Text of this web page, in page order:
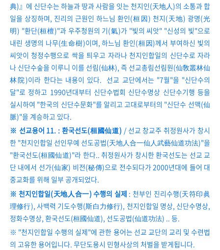
典)』에 신단수는 하늘과 땅과 사람을 잇는 천지인(天地人)의 소통과 합
일을 상징하며, 진리의 근원인 하느님 환인(桓因) 천지(天地) 광명(光
明) "환단(桓檀)"과 우주청원의 기(氣)가 "빛의 씨앗" "신성의 빛"으로
내린 생명의 나무(生命樹)이며, 하느님 환인(桓因)께서 부여하신 빛의
씨앗이 청정수행으로 싹을 틔우고 자라나 천지인합일의 신단수로 자라
나 신단수숲을 이루니 이를 선림(仙林), 즉 선교총림선림원(仙敎叢林仙
林院)이라 한다는 내용이 있다. 선교 교단에서는 "7월"을 "신단수의
달"로 정하고 1990년대부터 신단수법회 신단수명상 신단수기행 등을
실시하여 "한국의 신단수문화"를 알리고 고대로부터의 "신단수 선맥(仙
脈)"을 계승하고 있다.
※ 선교용어 11. : 환국선도(桓國仙道) / 선교 창교주 취정원사가 창시
한 "천지인합일 선인무예 선도공법(天地人合一仙人武藝仙道功法)"을
"환국선도(桓國仙道)"라 한다.. 취정원사가 창시한 환국선도는 선교 교
단 내에서 선가(仙家) 비전(秘傳)으로 전수되다가 2000년대에 들어 대
중교화를 위해 일부 공개되었다.
※ 천지인합일(天地人合一) 수행의 실제 : 천부인 진리수행(天符印眞
理修行), 사백력 기도수행(斯白力修行), 천지인합일 명상, 신단수명상,
정화수명상, 환국선도(桓國仙道), 선도공법(仙道功法) .. 등.
※ "천지인합일 수행의 실제"에 관한 용어는 선교 교단의 교리 및 수련법
의 고유한 용어입니다. 무단도용시 민형사상의 처벌을 받게됩니다.